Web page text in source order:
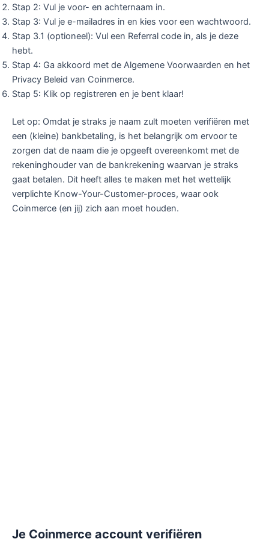
Stap 2: Vul je voor- en achternaam in.
Stap 3: Vul je e-mailadres in en kies voor een wachtwoord.
Stap 3.1 (optioneel): Vul een Referral code in, als je deze
hebt.
Stap 4: Ga akkoord met de Algemene Voorwaarden en het
Privacy Beleid van Coinmerce.
Stap 5: Klik op registreren en je bent klaar!
Let op: Omdat je straks je naam zult moeten verifiëren met
een (kleine) bankbetaling, is het belangrijk om ervoor te
zorgen dat de naam die je opgeeft overeenkomt met de
rekeninghouder van de bankrekening waarvan je straks
gaat betalen. Dit heeft alles te maken met het wettelijk
verplichte Know-Your-Customer-proces, waar ook
Coinmerce (en jij) zich aan moet houden.
Je Coinmerce account verifiëren